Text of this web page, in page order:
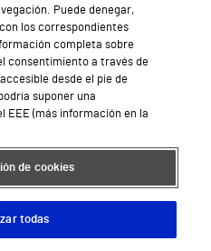
en Vithas
Médica
al Cliente
y salud en el trabajo
Supervita
privacidad Mapa web Protección de datos
Puede denegar,
los correspondientes
completa sobre
consentimiento a través de
desde el pie de
suponer una
EEE (más información en la
de cookies
todas